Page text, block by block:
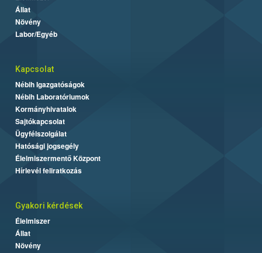
Állat
Növény
Labor/Egyéb
Kapcsolat
Nébih Igazgatóságok
Nébih Laboratóriumok
Kormányhivatalok
Sajtókapcsolat
Ügyfélszolgálat
Hatósági jogsegély
Élelmiszermentő Központ
Hírlevél feliratkozás
Gyakori kérdések
Élelmiszer
Állat
Növény